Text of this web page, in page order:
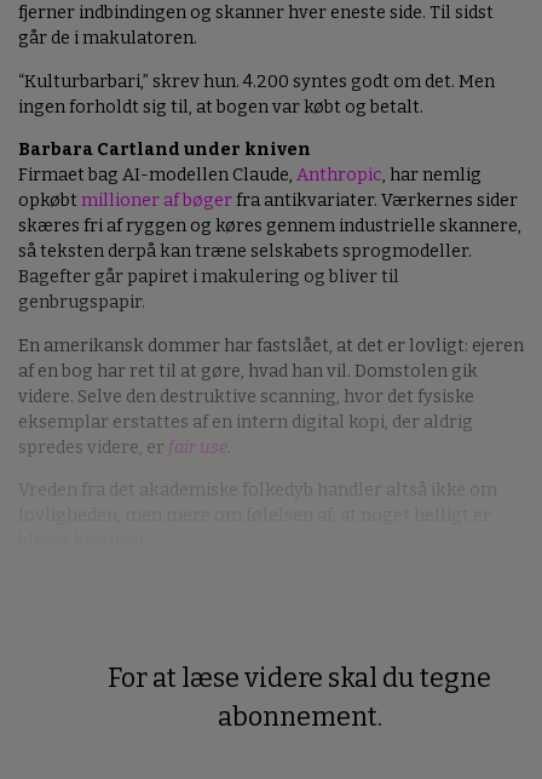
fjerner indbindingen og skanner hver eneste side. Til sidst
går de i makulatoren.
“Kulturbarbari,” skrev hun. 4.200 syntes godt om det. Men
ingen forholdt sig til, at bogen var købt og betalt.
Barbara Cartland under kniven
Firmaet bag AI-modellen Claude, Anthropic, har nemlig
opkøbt millioner af bøgerfra antikvariater. Værkernes sider
skæres fri af ryggen og køres gennem industrielle skannere,
så teksten derpå kan træne selskabets sprogmodeller.
Bagefter går papiret i makulering og bliver til
genbrugspapir.
En amerikansk dommer har fastslået, at det er lovligt: ejeren
af en bog har ret til at gøre, hvad han vil. Domstolen gik
videre. Selve den destruktive scanning, hvor det fysiske
eksemplar erstattes af en intern digital kopi, der aldrig
spredes videre, er fair use.
Vreden fra det akademiske folkedyb handler altså ikke om
For at læse videre skal du tegne
abonnement.